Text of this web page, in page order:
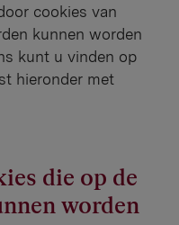
cookies van
kunnen worden
kunt u vinden op
hieronder met
die op de
worden